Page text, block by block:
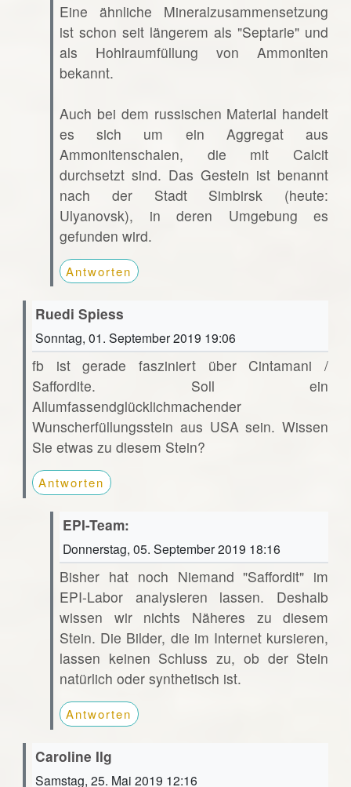
Eine ähnliche Mineralzusammensetzung
ist schon seit längerem als "Septarie" und
als Hohlraumfüllung von Ammoniten
bekannt.
Auch bei dem russischen Material handelt
es sich um ein Aggregat aus
Ammonitenschalen, die mit Calcit
durchsetzt sind. Das Gestein ist benannt
nach der Stadt Simbirsk (heute:
Ulyanovsk), in deren Umgebung es
gefunden wird.
Antworten
Ruedi Spiess
Sonntag, 01. September 2019 19:06
fb ist gerade fasziniert über Cintamani /
Saffordite. Soll ein
Allumfassendglücklichmachender
Wunscherfüllungsstein aus USA sein. Wissen
Sie etwas zu diesem Stein?
Antworten
EPI-Team:
Donnerstag, 05. September 2019 18:16
Bisher hat noch Niemand "Saffordit" im
EPI-Labor analysieren lassen. Deshalb
wissen wir nichts Näheres zu diesem
Stein. Die Bilder, die im Internet kursieren,
lassen keinen Schluss zu, ob der Stein
natürlich oder synthetisch ist.
Antworten
Caroline Ilg
Samstag, 25. Mai 2019 12:16